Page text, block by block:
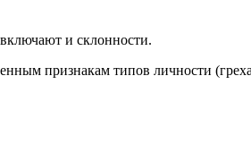
и склонности.
признакам типов личности